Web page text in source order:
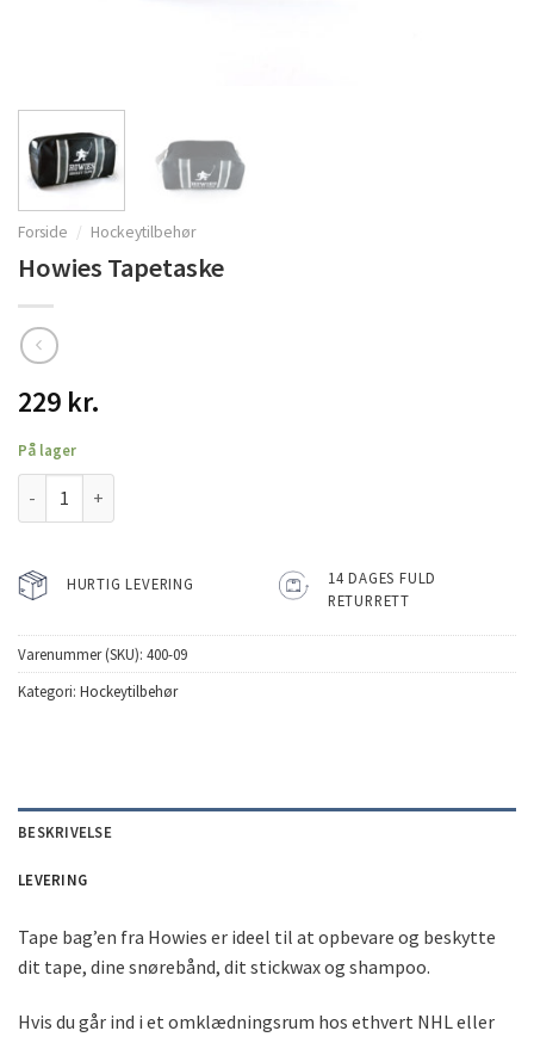
Forside / Hockeytilbehør
Howies Tapetaske
229 kr.
På lager
HURTIG LEVERING
14 DAGES FULD
RETURRETT
Varenummer (SKU): 400-09
Kategori: Hockeytilbehør
BESKRIVELSE
LEVERING
Tape bag’en fra Howies er ideel til at opbevare og beskytte
dit tape, dine snørebånd, dit stickwax og shampoo.
Hvis du går ind i et omklædningsrum hos ethvert NHL eller